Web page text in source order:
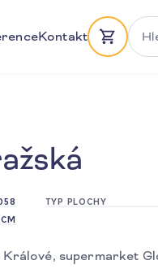
Kontakt
TYP PLOCHY
supermarket